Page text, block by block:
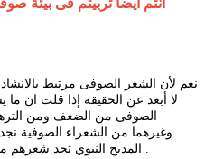
نعم لأن الشعر الصوفى مرتبط
لا أبعد عن الحقيقة إذا قلت ان
الصوفى من الضعف ومن
وغيرهما من الشعراء الصوفية